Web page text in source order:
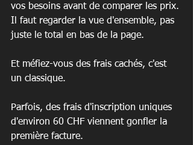
vos besoins avant de comparer les prix.
Il faut regarder la vue d'ensemble, pas
juste le total en bas de la page.
Et méfiez-vous des frais cachés, c'est
un classique.
Parfois, des frais d'inscription uniques
d'environ 60 CHF viennent gonfler la
première facture.